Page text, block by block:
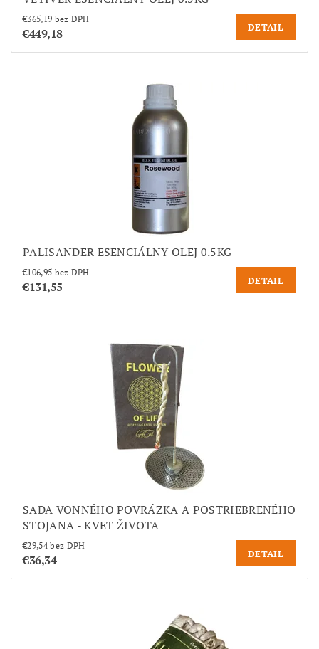
€365,19 bez DPH
€449,18 DETAIL
PALISANDER ESENCIÁLNY OLEJ 0.5KG
€106,95 bez DPH
€131,55 DETAIL
SADA VONNÉHO POVRÁZKA A POSTRIEBRENÉHO
STOJANA - KVET ŽIVOTA
€29,54 bez DPH
€36,34 DETAIL